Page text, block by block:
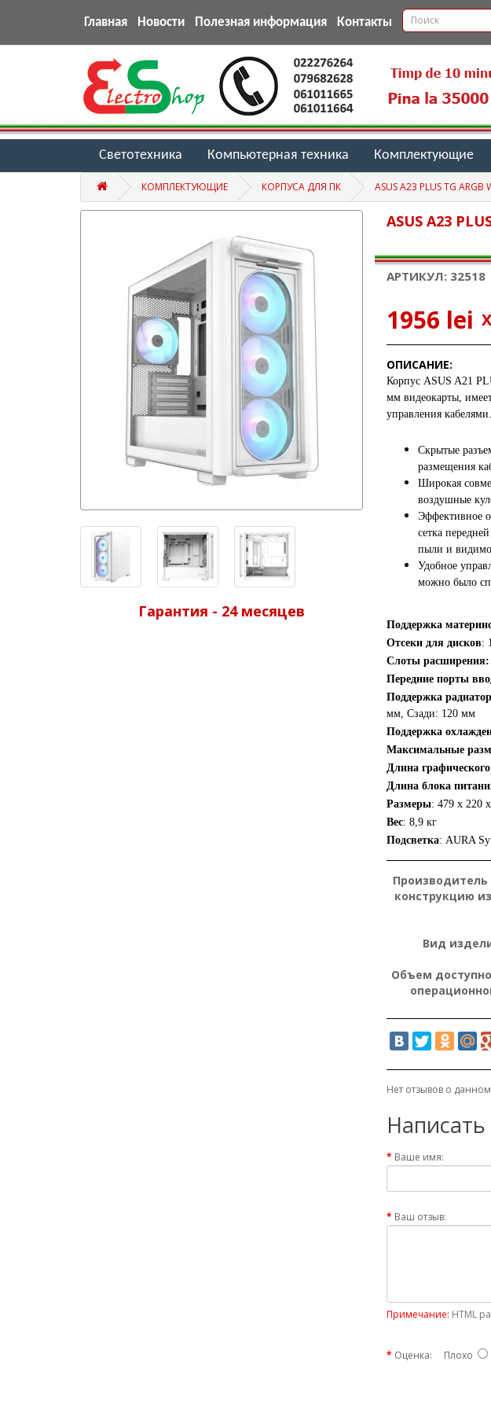
Главная Новости Полезная информация Контакты
Светотехника Компьютерная техника Комплектующие
КОМПЛЕКТУЮЩИЕ КОРПУСА ДЛЯ ПК ASUS A23 PLUS TG ARGB
Гарантия - 24 месяцев
ASUS A23
АРТИКУЛ: 32518
1956 lei X
ОПИСАНИЕ:
Корпус ASUS A21
мм видеокарты,
управления кабелями.
Скрытые
размещения
Широкая
воздушные
Эффективное
сетка
пыли и
Удобное
можно было
Поддержка
Отсеки для дисков:
Слоты расширения:
Передние порты
Поддержка
мм, Сзади: 120 мм
Поддержка
Максимальные
Длина
Длина блока
Размеры: 479 x 220
Вес: 8,9 кг
Подсветка: AURA
Производитель
конструкцию
Вид
Объем
Нет отзывов о
Ваше имя:
Ваш отзыв:
Примечание: HTML
Оценка: Плохо